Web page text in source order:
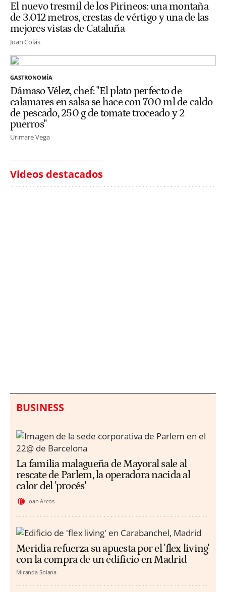
El nuevo tresmil de los Pirineos: una montaña
de 3.012 metros, crestas de vértigo y una de las
mejores vistas de Cataluña
Joan Colás
GASTRONOMÍA
Dámaso Vélez, chef: "El plato perfecto de
calamares en salsa se hace con 700 ml de caldo
de pescado, 250 g de tomate troceado y 2
puerros"
Urimare Vega
Videos destacados
BUSINESS
La familia malagueña de Mayoral sale al
rescate de Parlem, la operadora nacida al
calor del 'procés'
Joan Arcos
Meridia refuerza su apuesta por el 'flex living'
con la compra de un edificio en Madrid
Miranda Solana